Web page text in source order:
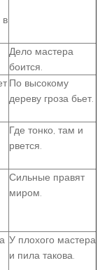
в
Дело мастера
боится.
По высокому
дереву гроза бьет.
Где тонко, там и
рвется.
Сильные правят
миром.
У плохого мастера
и пила такова.